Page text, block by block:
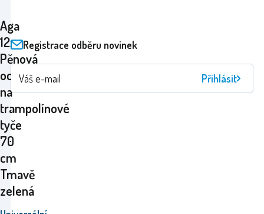
Aga
12x
Pěnová
ochrana
na
trampolínové
tyče
70
cm
Tmavě
zelená
Registrace odběru novinek
Přihlásit